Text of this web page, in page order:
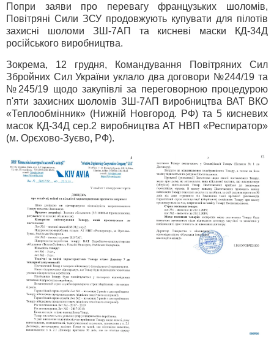
Попри заяви про перевагу французьких шоломів,
Повітряні Сили ЗСУ продовжують купувати для пілотів
захисні шоломи ЗШ-7АП та кисневі маски КД-34Д
російського виробництва.
Зокрема, 12 грудня, Командування Повітряних Сил
Збройних Сил України уклало два договори №244/19 та
№245/19 щодо закупівлі за переговорною процедурою
п'яти захисних шоломів ЗШ-7АП виробництва ВАТ ВКО
«Теплообмінник» (Нижній Новгород. РФ) та 5 кисневих
масок КД-34Д сер.2 виробництва АТ НВП «Респиратор»
(м. Орєхово-Зуєво, РФ).